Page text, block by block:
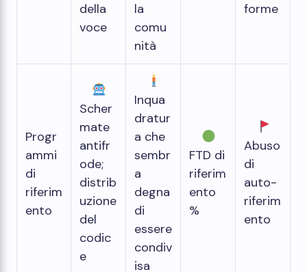
della
voce
la
comu
nità
forme
Progr
ammi
di
riferim
ento
Scher
mate
antifr
ode;
distrib
uzione
del
codic
e
Inqua
dratur
a che
sembr
a
degna
di
essere
condiv
isa
FTD di
riferim
ento
%
Abuso
di
auto-
riferim
ento